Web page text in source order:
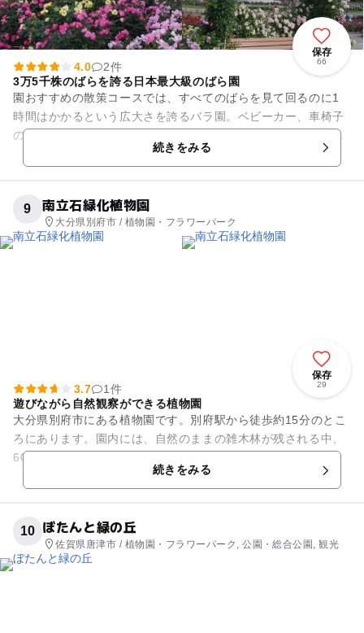
保存
66
4.0
2件
3万5千株のばらを誇る日本最大級のばら園
園おすすめの散策コースでは、すべてのばらを見て回るのに1
時間はかかるという広大さを誇るバラ園。ベビーカー、車椅子
の貸し出しも常時行っており、皆さんでゆっくりと、心ゆくま
でばらを堪能できます（ペッ...続きをみる
9 南立石緑化植物園
大分県別府市 / 植物園・フラワーパーク
保存
29
3.7
1件
遊びながら自然観察ができる植物園
大分県別府市にある植物園です。別府駅から徒歩約15分のとこ
ろにあります。園内には、自然のままの雑木林が残される中、
600mにわたって人工の小川が設けられ、清らかな水の流れを
作っています。自然公園...続きをみる
10 ぼたんと緑の丘
佐賀県唐津市 / 植物園・フラワーパーク, 公園・総合公園, 観光